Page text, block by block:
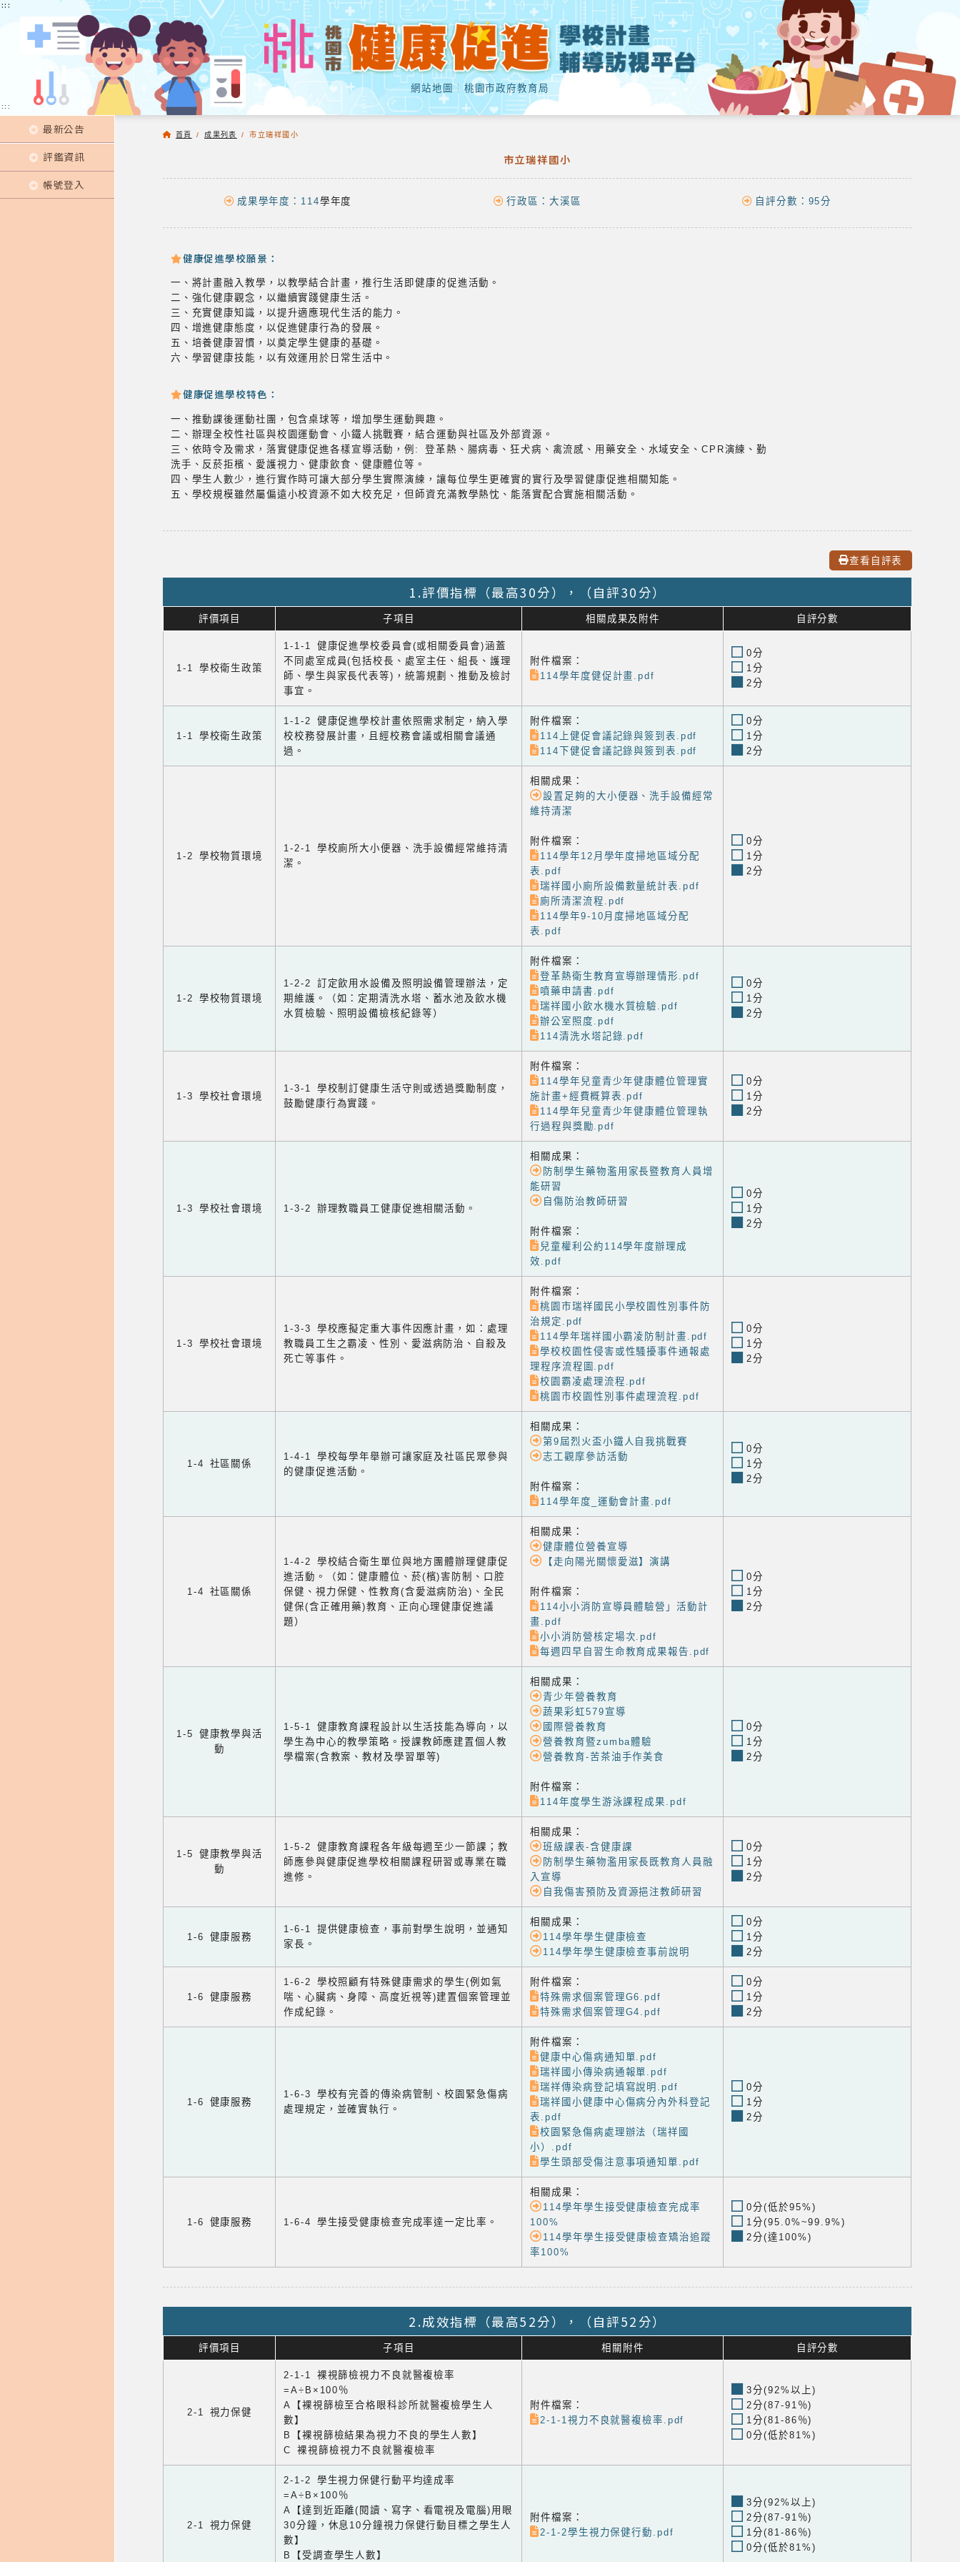
:::
網站地圖｜ 桃園市政府教育局
:::
最新公告
評鑑資訊
帳號登入
首頁 /成果列表 / 市立瑞祥國小
市立瑞祥國小
成果學年度：114學年度 行政區： 大溪區 自評分數： 95分
健康促進學校願景：
一、將計畫融入教學，以教學結合計畫，推行生活即健康的促進活動。
二、強化健康觀念，以繼續實踐健康生活。
三、充實健康知識，以提升適應現代生活的能力。
四、增進健康態度，以促進健康行為的發展。
五、培養健康習慣，以奠定學生健康的基礎。
六、學習健康技能，以有效運用於日常生活中。
健康促進學校特色：
一、推動課後運動社團，包含桌球等，增加學生運動興趣。
二、辦理全校性社區與校園運動會、小鐵人挑戰賽，結合運動與社區及外部資源。
三、依時令及需求，落實健康促進各樣宣導活動，例: 登革熱、腸病毒、狂犬病、禽流感、用藥安全、水域安全、CPR演練、勤
洗手、反菸拒檳、愛護視力、健康飲食、健康體位等。
四、學生人數少，進行實作時可讓大部分學生實際演練，讓每位學生更確實的實行及學習健康促進相關知能。
五、學校規模雖然屬偏遠小校資源不如大校充足，但師資充滿教學熱忱、能落實配合實施相關活動。
查看自評表
1.評價指標（最高30分），（自評30分）
評價項目 子項目 相關成果及附件 自評分數
1-1 學校衛生政策
1-1-1 健康促進學校委員會(或相關委員會)涵蓋
不同處室成員(包括校長、處室主任、組長、護理
師、學生與家長代表等)，統籌規劃、推動及檢討
事宜。
附件檔案：
114學年度健促計畫.pdf
0分
1分
2分
1-1 學校衛生政策
1-1-2 健康促進學校計畫依照需求制定，納入學
校校務發展計畫，且經校務會議或相關會議通
過。
附件檔案：
114上健促會議記錄與簽到表.pdf
114下健促會議記錄與簽到表.pdf
0分
1分
2分
1-2 學校物質環境
1-2-1 學校廁所大小便器、洗手設備經常維持清
潔。
相關成果：
設置足夠的大小便器、洗手設備經常
維持清潔
附件檔案：
114學年12月學年度掃地區域分配
表.pdf
瑞祥國小廁所設備數量統計表.pdf
廁所清潔流程.pdf
114學年9-10月度掃地區域分配
表.pdf
0分
1分
2分
1-2 學校物質環境
1-2-2 訂定飲用水設備及照明設備管理辦法，定
期維護。（如：定期清洗水塔、蓄水池及飲水機
水質檢驗、照明設備檢核紀錄等）
附件檔案：
登革熱衛生教育宣導辦理情形.pdf
噴藥申請書.pdf
瑞祥國小飲水機水質檢驗.pdf
辦公室照度.pdf
114清洗水塔記錄.pdf
0分
1分
2分
1-3 學校社會環境
1-3-1 學校制訂健康生活守則或透過獎勵制度，
鼓勵健康行為實踐。
附件檔案：
114學年兒童青少年健康體位管理實
施計畫+經費概算表.pdf
114學年兒童青少年健康體位管理執
行過程與獎勵.pdf
0分
1分
2分
1-3 學校社會環境 1-3-2 辦理教職員工健康促進相關活動。
相關成果：
防制學生藥物濫用家長暨教育人員增
能研習
自傷防治教師研習
附件檔案：
兒童權利公約114學年度辦理成
效.pdf
0分
1分
2分
1-3 學校社會環境
1-3-3 學校應擬定重大事件因應計畫，如：處理
教職員工生之霸凌、性別、愛滋病防治、自殺及
死亡等事件。
附件檔案：
桃園市瑞祥國民小學校園性別事件防
治規定.pdf
114學年瑞祥國小霸凌防制計畫.pdf
學校校園性侵害或性騷擾事件通報處
理程序流程圖.pdf
校園霸凌處理流程.pdf
桃園市校園性別事件處理流程.pdf
0分
1分
2分
1-4 社區關係
1-4-1 學校每學年舉辦可讓家庭及社區民眾參與
的健康促進活動。
相關成果：
第9屆烈火盃小鐵人自我挑戰賽
志工觀摩參訪活動
附件檔案：
114學年度_運動會計畫.pdf
0分
1分
2分
1-4 社區關係
1-4-2 學校結合衛生單位與地方團體辦理健康促
進活動。（如：健康體位、菸(檳)害防制、口腔
保健、視力保健、性教育(含愛滋病防治)、全民
健保(含正確用藥)教育、正向心理健康促進議
題）
相關成果：
健康體位營養宣導
【走向陽光關懷愛滋】演講
附件檔案：
114小小消防宣導員體驗營」活動計
畫.pdf
小小消防營核定場次.pdf
每週四早自習生命教育成果報告.pdf
0分
1分
2分
1-5 健康教學與活
動
1-5-1 健康教育課程設計以生活技能為導向，以
學生為中心的教學策略。授課教師應建置個人教
學檔案(含教案、教材及學習單等)
相關成果：
青少年營養教育
蔬果彩虹579宣導
國際營養教育
營養教育暨zumba體驗
營養教育-苦茶油手作美食
附件檔案：
114年度學生游泳課程成果.pdf
0分
1分
2分
1-5 健康教學與活
動
1-5-2 健康教育課程各年級每週至少一節課；教
師應參與健康促進學校相關課程研習或專業在職
進修。
相關成果：
班級課表-含健康課
防制學生藥物濫用家長既教育人員融
入宣導
自我傷害預防及資源挹注教師研習
0分
1分
2分
1-6 健康服務
1-6-1 提供健康檢查，事前對學生說明，並通知
家長。
相關成果：
114學年學生健康檢查
114學年學生健康檢查事前說明
0分
1分
2分
1-6 健康服務
1-6-2 學校照顧有特殊健康需求的學生(例如氣
喘、心臟病、身障、高度近視等)建置個案管理並
作成紀錄。
附件檔案：
特殊需求個案管理G6.pdf
特殊需求個案管理G4.pdf
0分
1分
2分
1-6 健康服務
1-6-3 學校有完善的傳染病管制、校園緊急傷病
處理規定，並確實執行。
附件檔案：
健康中心傷病通知單.pdf
瑞祥國小傳染病通報單.pdf
瑞祥傳染病登記填寫說明.pdf
瑞祥國小健康中心傷病分內外科登記
表.pdf
校園緊急傷病處理辦法（瑞祥國
小）.pdf
學生頭部受傷注意事項通知單.pdf
0分
1分
2分
1-6 健康服務 1-6-4 學生接受健康檢查完成率達一定比率。
相關成果：
114學年學生接受健康檢查完成率
100%
114學年學生接受健康檢查矯治追蹤
率100%
0分(低於95%)
1分(95.0%~99.9%)
2分(達100%)
2.成效指標（最高52分），（自評52分）
評價項目 子項目 相關附件 自評分數
2-1 視力保健
2-1-1 裸視篩檢視力不良就醫複檢率
=A÷B×100％
A【裸視篩檢至合格眼科診所就醫複檢學生人
數】
B【裸視篩檢結果為視力不良的學生人數】
C 裸視篩檢視力不良就醫複檢率
附件檔案：
2-1-1視力不良就醫複檢率.pdf
3分(92%以上)
2分(87-91％)
1分(81-86％)
0分(低於81%)
2-1 視力保健
2-1-2 學生視力保健行動平均達成率
=A÷B×100％
A【達到近距離(閱讀、寫字、看電視及電腦)用眼
30分鐘，休息10分鐘視力保健行動目標之學生人
數】
B【受調查學生人數】
附件檔案：
2-1-2學生視力保健行動.pdf
3分(92%以上)
2分(87-91％)
1分(81-86％)
0分(低於81%)
:::